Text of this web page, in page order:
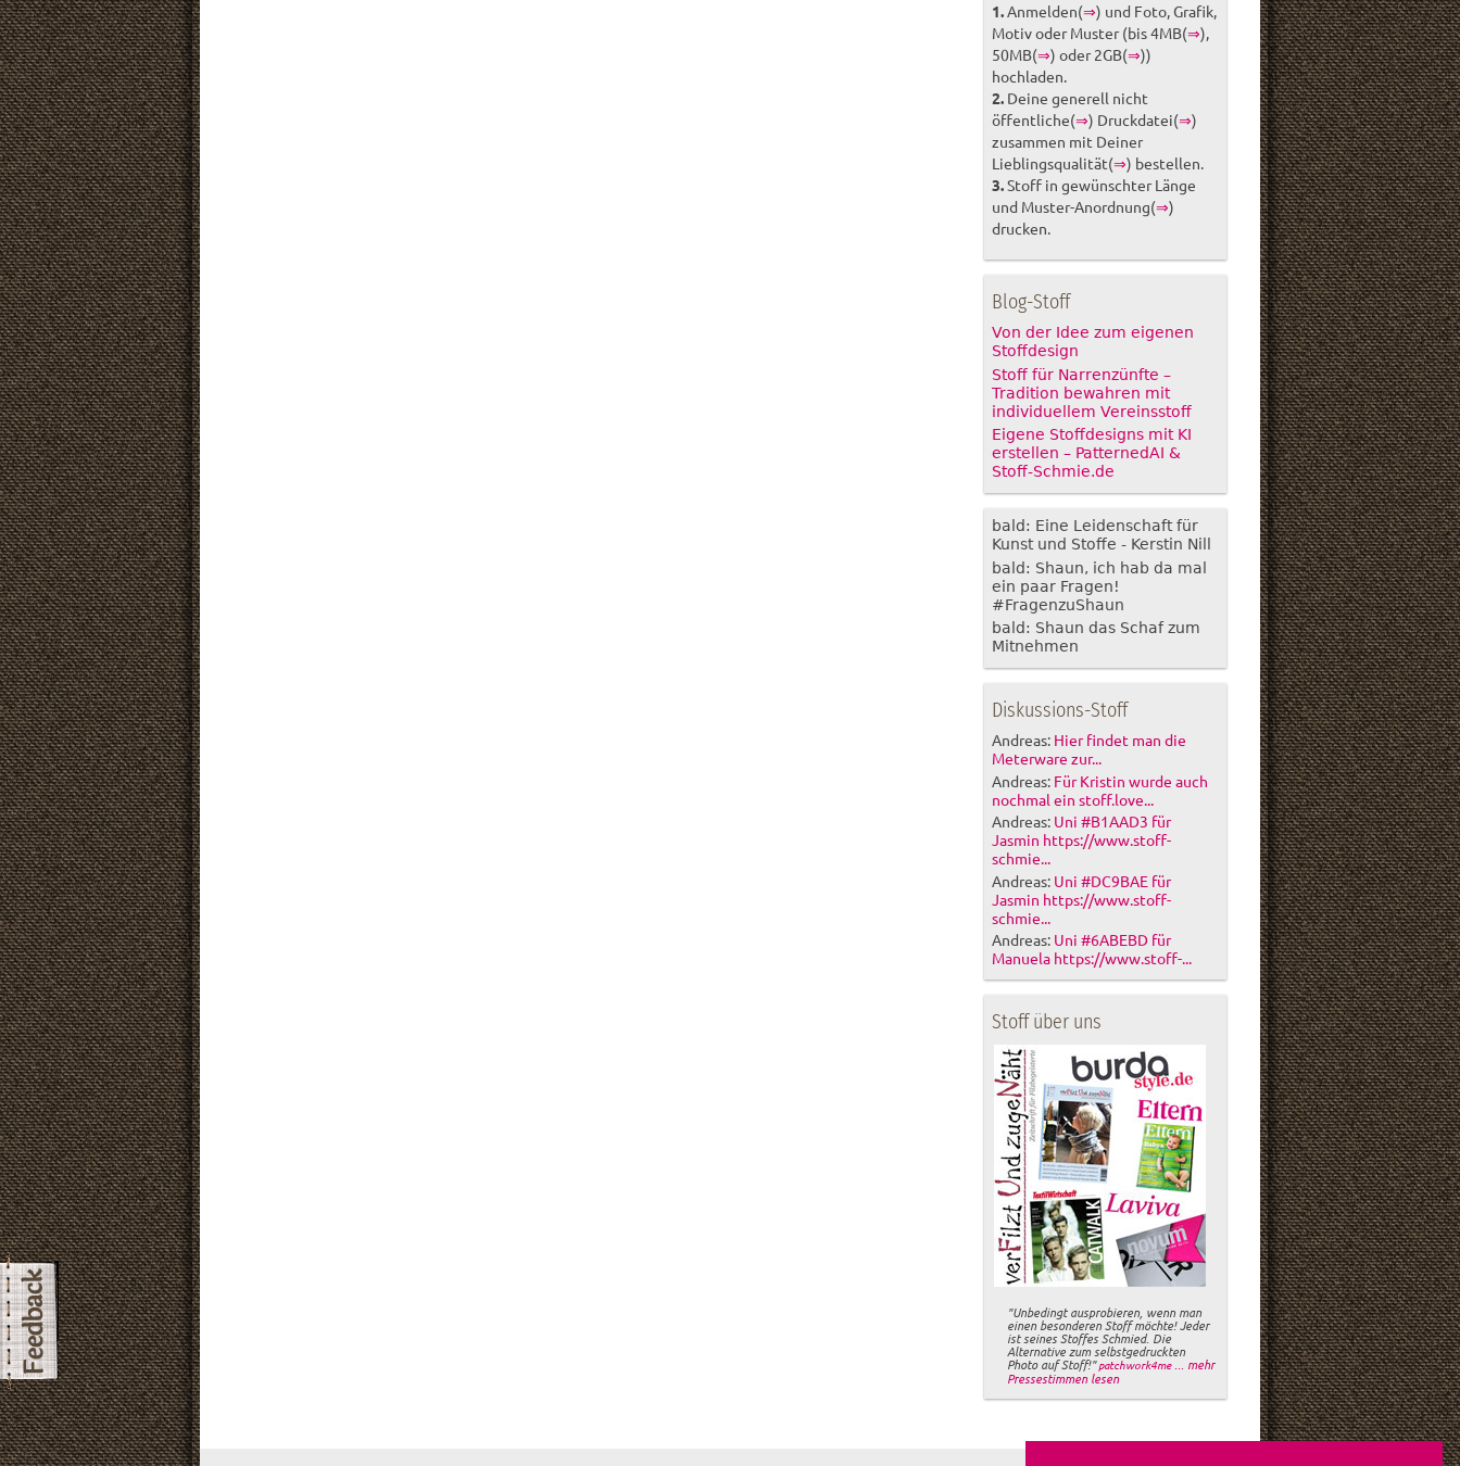
1.Anmelden(⇒) und Foto, Grafik,
Motiv oder Muster (bis 4MB(⇒),
50MB(⇒) oder 2GB(⇒))
hochladen.
2. Deine generell nicht
öffentliche(⇒) Druckdatei(⇒)
zusammen mit Deiner
Lieblingsqualität(⇒) bestellen.
3.Stoff in gewünschter Länge
und Muster-Anordnung(⇒)
drucken.
Blog-Stoff
Von der Idee zum eigenen
Stoffdesign
Stoff für Narrenzünfte –
Tradition bewahren mit
individuellem Vereinsstoff
Eigene Stoffdesigns mit KI
erstellen – PatternedAI &
Stoff-Schmie.de
bald: Eine Leidenschaft für
Kunst und Stoffe - Kerstin Nill
bald: Shaun, ich hab da mal
ein paar Fragen!
#FragenzuShaun
bald: Shaun das Schaf zum
Mitnehmen
Diskussions-Stoff
Andreas: Hier findet man die
Meterware zur...
Andreas: Für Kristin wurde auch
nochmal ein stoff.love...
Andreas: Uni #B1AAD3 für
Jasmin https://www.stoff-
schmie...
Andreas: Uni #DC9BAE für
Jasmin https://www.stoff-
schmie...
Andreas: Uni #6ABEBD für
Manuela https://www.stoff-...
Stoff über uns
"Unbedingt ausprobieren, wenn man
einen besonderen Stoff möchte! Jeder
ist seines Stoffes Schmied. Die
Alternative zum selbstgedruckten
Photo auf Stoff!"patchwork4me ... mehr
Pressestimmen lesen